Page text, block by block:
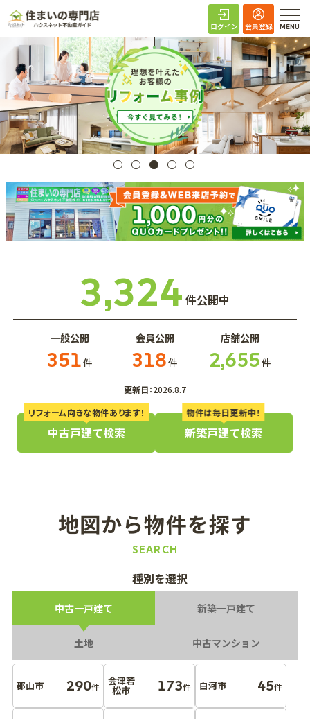
住まいの専門店 ハ
ログイン 会員登録
3,324 件公開中
一般公開
351件
会員公開
318件
店舗公開
2,655件
更新日：2026.8.7
リフォーム向きな物件あります！
中古戸建て検索
物件は毎日更新中！
新築戸建て検索
地図から物件を探す
SEARCH
種別を選択
中古一戸建て 新築一戸建て
土地 中古マンション
郡山市 290件 会津若
松市 173件 白河市 45件